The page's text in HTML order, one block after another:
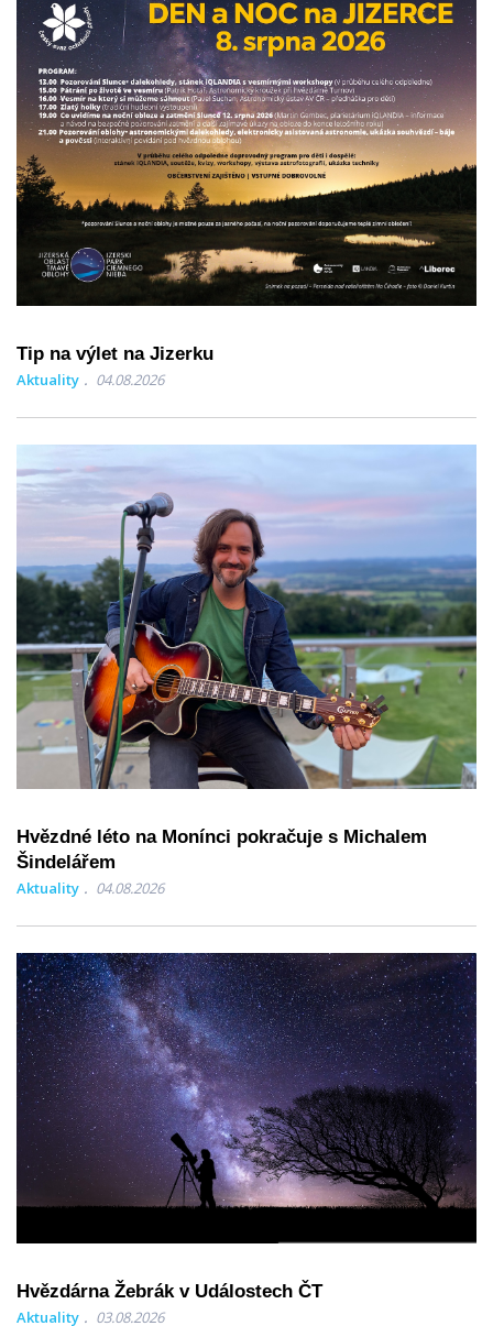
Tip na výlet na Jizerku
Aktuality 04.08.2026
Hvězdné léto na Monínci pokračuje s Michalem
Šindelářem
Aktuality 04.08.2026
Hvězdárna Žebrák v Událostech ČT
Aktuality 03.08.2026